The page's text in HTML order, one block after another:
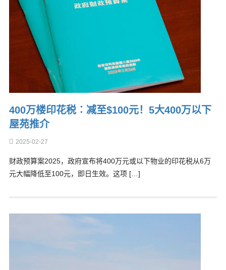
400万楼印花税︰减至$100元！5大400万以下
屋苑推介
2025-02-27
财政预算案2025，政府宣布将400万元或以下物业的印花税从6万
元大幅降低至100元，即日生效。这项 […]